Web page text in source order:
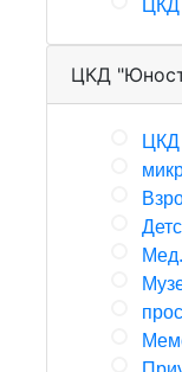
ЦКД